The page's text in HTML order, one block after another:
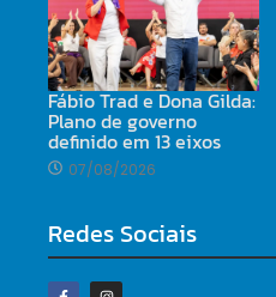
Fábio Trad e Dona Gilda:
Plano de governo
definido em 13 eixos
07/08/2026
Redes Sociais